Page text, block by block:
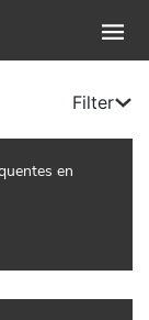
Filter
en